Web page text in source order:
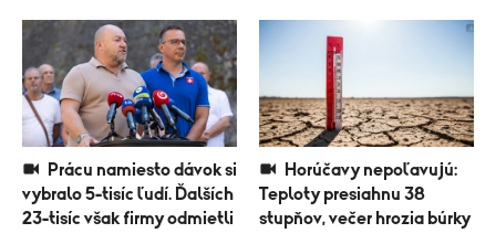
vybralo 5-tisíc ľudí. Ďalších
23-tisíc však firmy odmietli
Teploty presiahnu 38
stupňov, večer hrozia búrky